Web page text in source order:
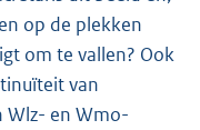
op de plekken
om te vallen? Ook
van
Wlz- en Wmo-